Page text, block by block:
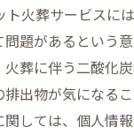
ト火葬サービスに
題があるという
葬に伴う二酸化炭
出物が気になる
しては、個人情